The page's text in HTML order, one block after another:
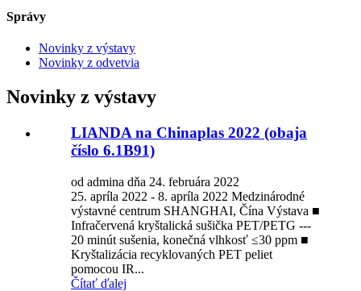
Správy
Novinky z výstavy
Novinky z odvetvia
Novinky z výstavy
LIANDA na Chinaplas 2022 (obaja
číslo 6.1B91)
od admina dňa 24. februára 2022
25. apríla 2022 - 8. apríla 2022 Medzinárodné
výstavné centrum SHANGHAI, Čína Výstava ■
Infračervená kryštalická sušička PET/PETG ---
20 minút sušenia, konečná vlhkosť ≤30 ppm ■
Kryštalizácia recyklovaných PET peliet
pomocou IR...
Čítať ďalej